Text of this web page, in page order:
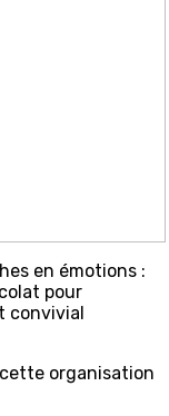
en émotions :
pour
convivial
organisation